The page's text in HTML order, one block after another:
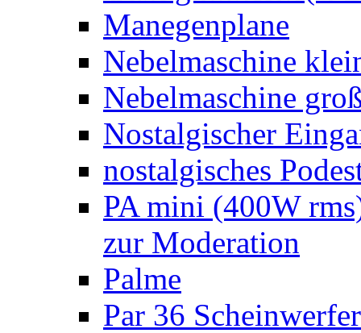
Manegenplane
Nebelmaschine
Nebelmaschine
Nostalgischer
nostalgisches
PA mini (400W
zur Moderation
Palme
Par 36 Scheinwerfer